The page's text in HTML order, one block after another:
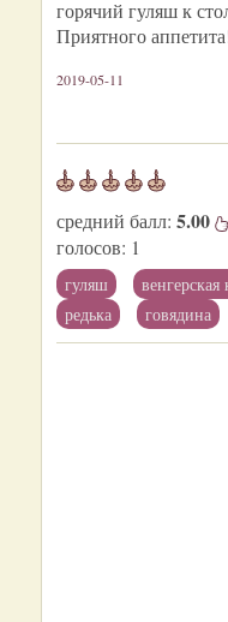
горячий гуляш к
Приятного
2019-05-11
средний балл: 5.00
голосов: 1
гуляш
венгерская
редька
говядина